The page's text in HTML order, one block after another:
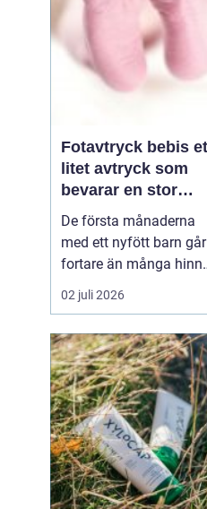
själv, eller när
återkommand...
Fotavtryck bebis ett
litet avtryck som
bevarar en stor
stund
De första månaderna
med ett nyfött barn går
fortare än många
med. Ena dagen ryms
hela foten i handflatan,
redan vuxit ur sina
pyjamasar.Ett
bebis fångarjust den
02 juli 2026